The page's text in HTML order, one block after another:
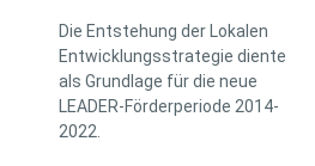
Die Entstehung der Lokalen
Entwicklungsstrategie diente
als Grundlage für die neue
LEADER-Förderperiode 2014-
2022.